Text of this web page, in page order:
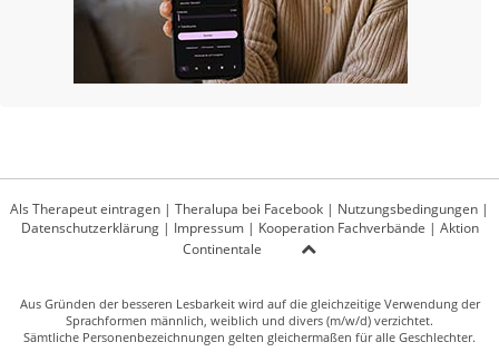
Als Therapeut eintragen | Theralupa bei Facebook | Nutzungsbedingungen |
Datenschutzerklärung| Impressum| Kooperation Fachverbände | Aktion
Continentale
Aus Gründen der besseren Lesbarkeit wird auf die gleichzeitige Verwendung der
Sprachformen männlich, weiblich und divers (m/w/d) verzichtet.
Sämtliche Personenbezeichnungen gelten gleichermaßen für alle Geschlechter.